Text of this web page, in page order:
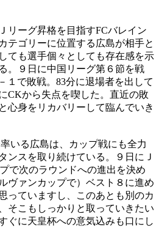
リーグ昇格を目指すFCバレイン
テゴリーに位置する広島が相手と
ても選手個々としても存在感を示
。９日に中国リーグ第６節を戦
１で敗戦。83分に退場者を出して
CKから失点を喫した。直近の敗
心身をリカバリーして臨んでいき
いる広島は、カップ戦にも全力
ンスを取り続けている。９日にＪ
で次のラウンドへの進出を決め
ヴァンカップで）ベスト８に進め
っていますし、このあとも別のカ
そこもしっかりと取っていきたい
ぐに天皇杯への意気込みも口にし